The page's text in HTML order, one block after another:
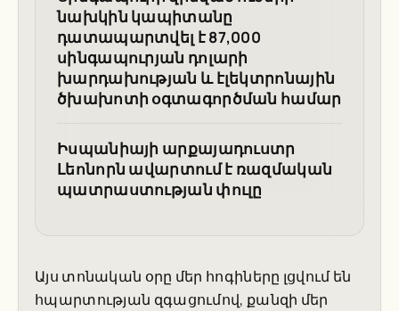
նախկին կապիտանը
դատապարտվել է 87,000
սինգապուրյան դոլարի
խարդախության և էլեկտրոնային
ծխախոտի օգտագործման համար
Իսպանիայի արքայադուստր
Լեոնորն ավարտում է ռազմական
պատրաստության փուլը
Այս տոնական օրը մեր հոգիները լցվում են
հպարտության զգացումով, քանզի մեր